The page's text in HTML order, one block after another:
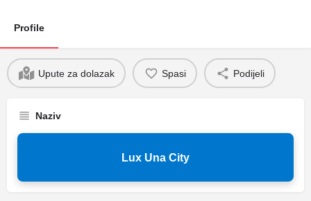
Profile
Upute za dolazak Spasi Podijeli
Naziv
Lux Una City